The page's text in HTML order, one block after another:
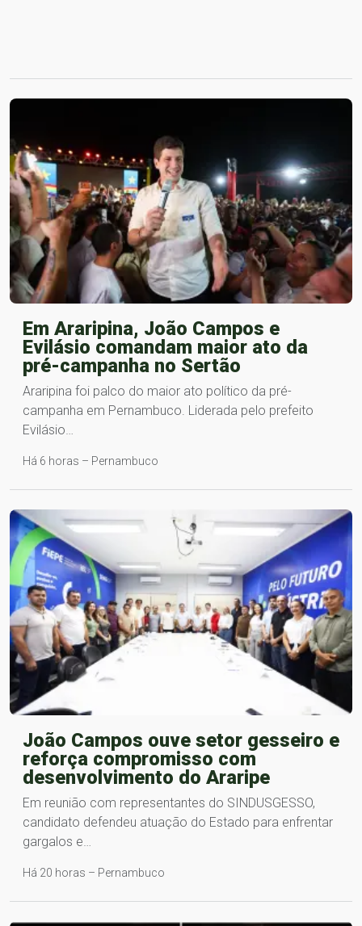
Em Araripina, João Campos e
Evilásio comandam maior ato da
pré-campanha no Sertão
Araripina foi palco do maior ato político da pré-
campanha em Pernambuco. Liderada pelo prefeito
Evilásio…
Há 6 horas – Pernambuco
João Campos ouve setor gesseiro e
reforça compromisso com
desenvolvimento do Araripe
Em reunião com representantes do SINDUSGESSO,
candidato defendeu atuação do Estado para enfrentar
gargalos e…
Há 20 horas – Pernambuco